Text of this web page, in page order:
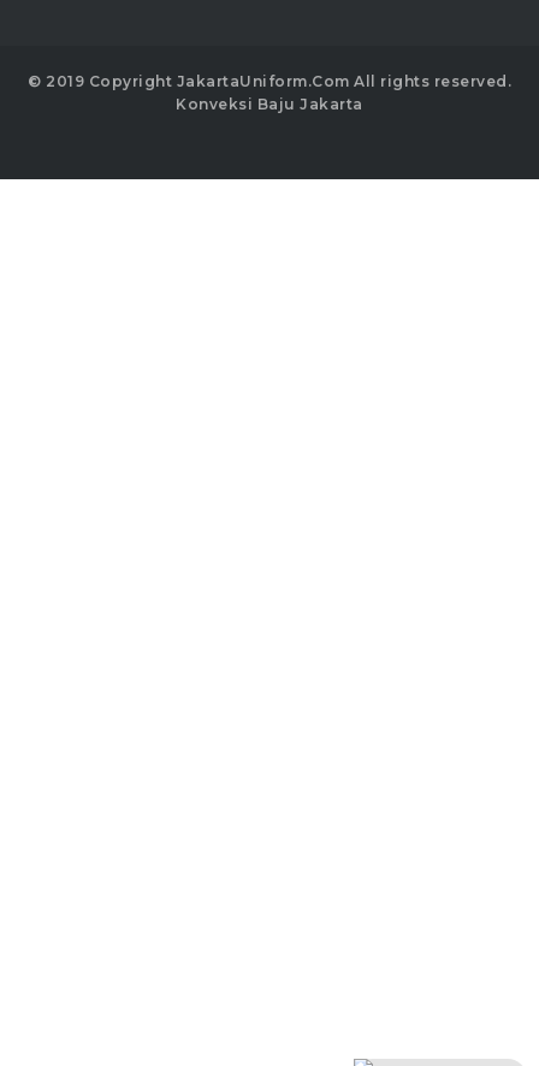
© 2019 Copyright JakartaUniform.Com All rights reserved.
Konveksi Baju Jakarta